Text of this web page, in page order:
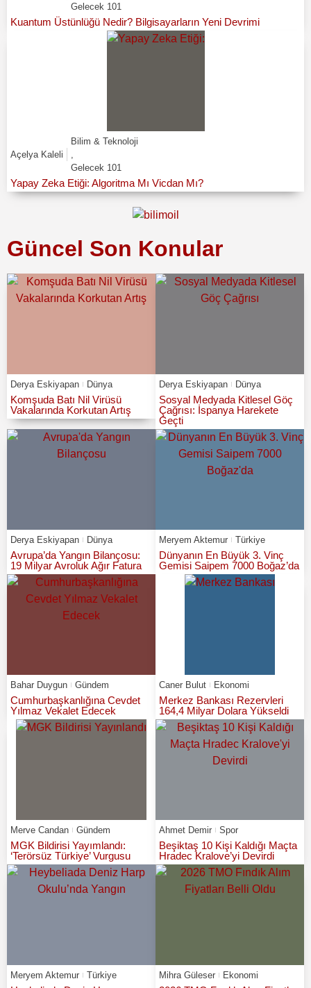
Gelecek 101
Kuantum Üstünlüğü Nedir? Bilgisayarların Yeni Devrimi
Açelya Kaleli
Bilim & Teknoloji
,
Gelecek 101
Yapay Zeka Etiği: Algoritma Mı Vicdan Mı?
Güncel Son Konular
Derya Eskiyapan Dünya
Komşuda Batı Nil Virüsü
Vakalarında Korkutan Artış
Derya Eskiyapan Dünya
Sosyal Medyada Kitlesel Göç
Çağrısı: İspanya Harekete
Geçti
Derya Eskiyapan Dünya
Avrupa’da Yangın Bilançosu:
19 Milyar Avroluk Ağır Fatura
Meryem Aktemur Türkiye
Dünyanın En Büyük 3. Vinç
Gemisi Saipem 7000 Boğaz’da
Bahar Duygun Gündem
Cumhurbaşkanlığına Cevdet
Yılmaz Vekalet Edecek
Caner Bulut Ekonomi
Merkez Bankası Rezervleri
164,4 Milyar Dolara Yükseldi
Merve Candan Gündem
MGK Bildirisi Yayımlandı:
‘Terörsüz Türkiye’ Vurgusu
Ahmet Demir Spor
Beşiktaş 10 Kişi Kaldığı Maçta
Hradec Kralove’yi Devirdi
Meryem Aktemur Türkiye Mihra Güleser Ekonomi